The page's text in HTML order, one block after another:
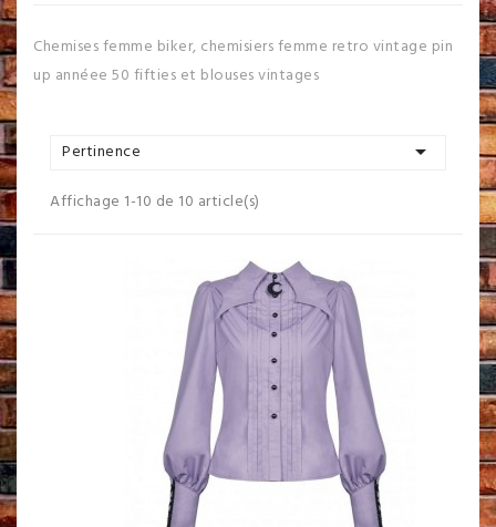
Chemises femme biker, chemisiers femme retro vintage pin
up annéee 50 fifties et blouses vintages
Pertinence 
Affichage 1-10 de 10 article(s)